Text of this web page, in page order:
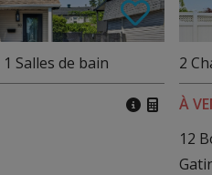
1 Salles de bain 2
À
12